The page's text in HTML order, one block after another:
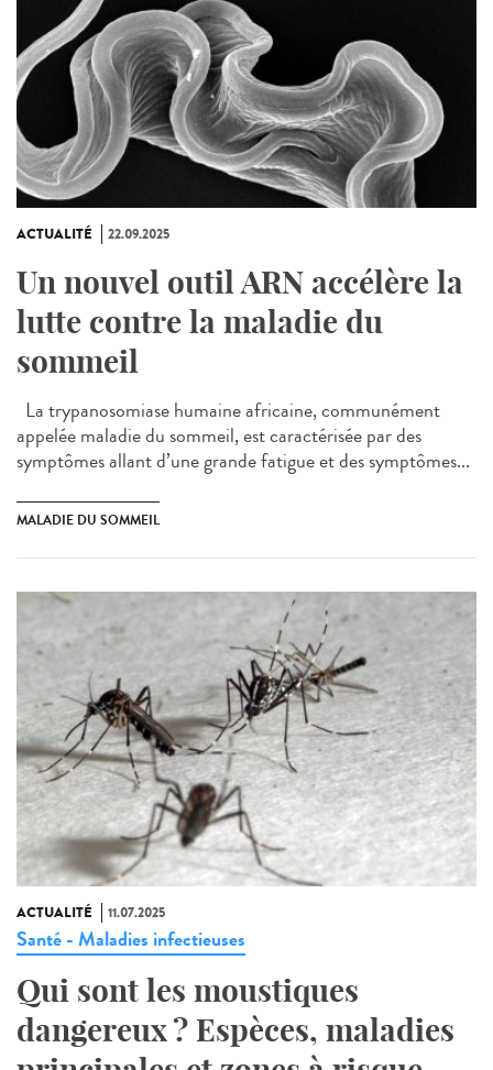
ACTUALITÉ 22.09.2025
Un nouvel outil ARN accélère la
lutte contre la maladie du
sommeil
La trypanosomiase humaine africaine, communément
appelée maladie du sommeil, est caractérisée par des
symptômes allant d’une grande fatigue et des symptômes...
MALADIE DU SOMMEIL
ACTUALITÉ 11.07.2025
Santé - Maladies infectieuses
Qui sont les moustiques
dangereux ? Espèces, maladies